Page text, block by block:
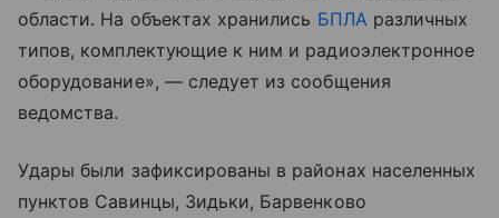
области. На объектах хранились БПЛА различных
типов, комплектующие к ним и радиоэлектронное
оборудование», — следует из сообщения
ведомства.
Удары были зафиксированы в районах населенных
пунктов Савинцы, Зидьки, Барвенково